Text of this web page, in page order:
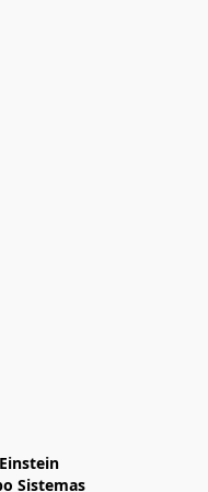
Sistemas